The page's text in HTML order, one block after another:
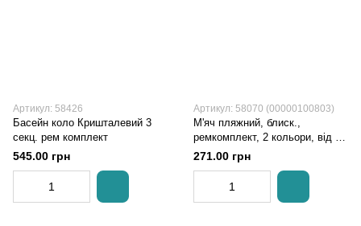
Артикул: 58426
Басейн коло Кришталевий 3
секц. рем комплект
545.00 грн
Артикул: 58070 (00000100803)
М'яч пляжний, блиск.,
ремкомплект, 2 кольори, від 3
років, кор., 20-18-4,5 см.
271.00 грн